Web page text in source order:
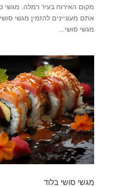
מקום האירוח בעיר רמלה. מגשי
אתם מעוניינים להזמין מגשי
מגשי סושי...
מגשי סושי בלוד